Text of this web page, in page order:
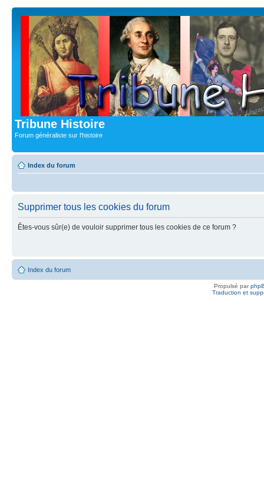
Tribune Histoire
Forum généraliste sur l'histoire
Index du forum
Supprimer tous les cookies du forum
Êtes-vous sûr(e) de vouloir supprimer tous les cookies de ce forum ?
Index du forum
Propulsé par
Traduction et